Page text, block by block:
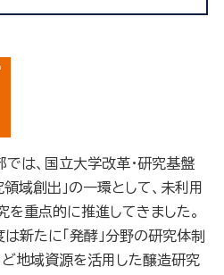
は、国立大学改革・研究基盤
域創出」の一環として、未利用
重点的に推進してきました。
新たに「発酵」分野の研究体制
ど地域資源を活用した醸造研究